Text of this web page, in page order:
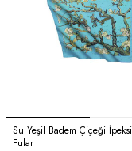
Su Yeşil Badem Çiçeği İpeksi
Fular